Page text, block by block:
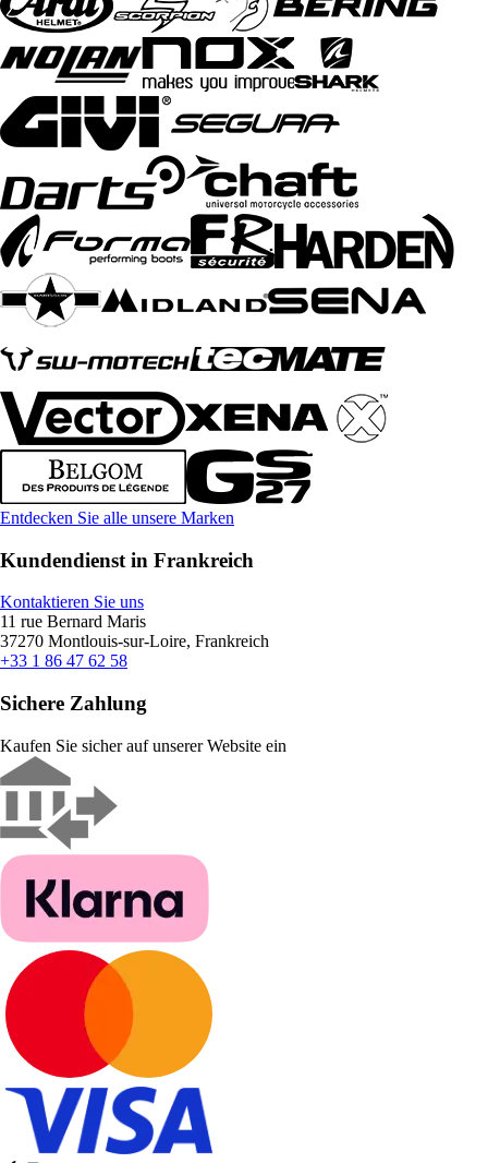
Entdecken Sie alle unsere Marken
Kundendienst in Frankreich
Kontaktieren Sie uns
11 rue Bernard Maris
37270 Montlouis-sur-Loire, Frankreich
+33 1 86 47 62 58
Sichere Zahlung
Kaufen Sie sicher auf unserer Website ein